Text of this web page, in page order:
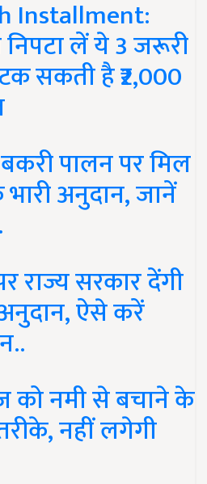
Installment:
लें ये 3 जरूरी
सकती है ₹2,000
पालन पर मिल
अनुदान, जानें
राज्य सरकार देंगी
ऐसे करें
को नमी से बचाने के
नहीं लगेगी